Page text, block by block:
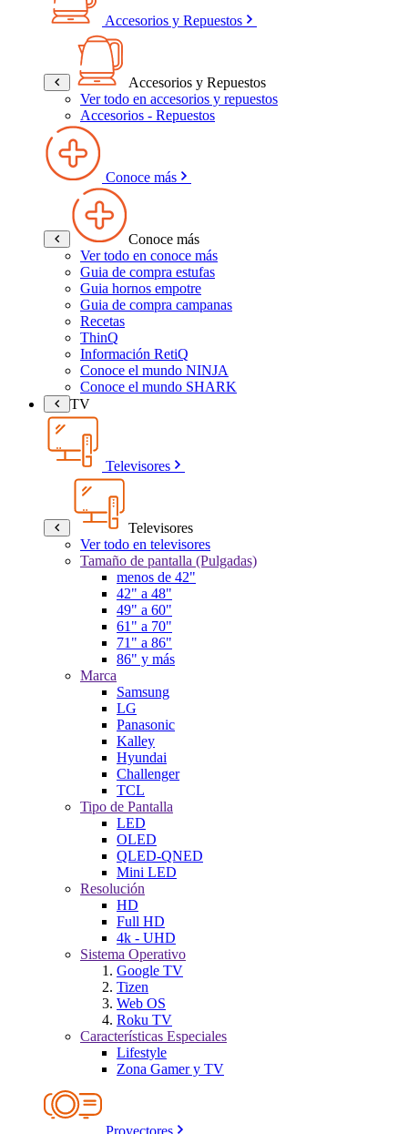
Accesorios y Repuestos
Accesorios y Repuestos
Ver todo en accesorios y repuestos
Accesorios - Repuestos
Conoce más
Conoce más
Ver todo en conoce más
Guia de compra estufas
Guia hornos empotre
Guia de compra campanas
Recetas
ThinQ
Información RetiQ
Conoce el mundo NINJA
Conoce el mundo SHARK
TV
Televisores
Televisores
Ver todo en televisores
Tamaño de pantalla (Pulgadas)
menos de 42"
42" a 48"
49" a 60"
61" a 70"
71" a 86"
86" y más
Marca
Samsung
LG
Panasonic
Kalley
Hyundai
Challenger
TCL
Tipo de Pantalla
LED
OLED
QLED-QNED
Mini LED
Resolución
HD
Full HD
4k - UHD
Sistema Operativo
Google TV
Tizen
Web OS
Roku TV
Características Especiales
Lifestyle
Zona Gamer y TV
Proyectores